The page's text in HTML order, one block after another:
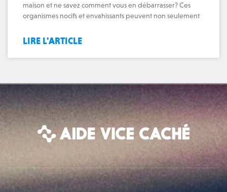
maison et ne savez comment vous en débarrasser? Ces
organismes nocifs et envahissants peuvent non seulement
LIRE L'ARTICLE